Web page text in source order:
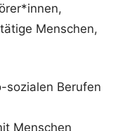
Menschen,
sozialen Berufen
Menschen